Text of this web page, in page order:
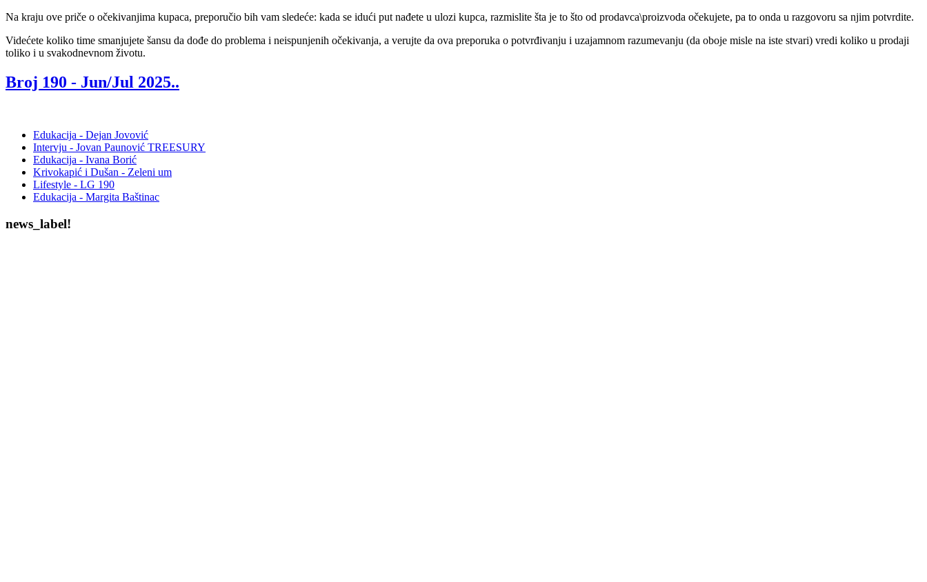
Na kraju ove priče o očekivanjima kupaca, preporučio bih vam sledeće: kada se idući put nađete u ulozi kupca, razmislite šta je to što od prodavca\proizvoda očekujete, pa to onda u razgovoru sa njim potvrdite.
Videćete koliko time smanjujete šansu da dođe do problema i neispunjenih očekivanja, a verujte da ova preporuka o potvrđivanju i uzajamnom razumevanju (da oboje misle na iste stvari) vredi koliko u prodaji
toliko i u svakodnevnom životu.
Broj 190 - Jun/Jul 2025..
Edukacija - Dejan Jovović
Intervju - Jovan Paunović TREESURY
Edukacija - Ivana Borić
Krivokapić i Dušan - Zeleni um
Lifestyle - LG 190
Edukacija - Margita Baštinac
news_label!